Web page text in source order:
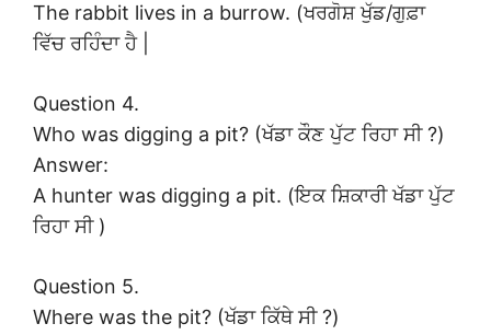
The rabbit lives in a burrow. (ਖਰਗੋਸ਼ ਖੁੱਡ/ਗੁਫ਼ਾ
ਵਿੱਚ ਰਹਿੰਦਾ ਹੈ |
Question 4.
Who was digging a pit? (ਖੱਡਾ ਕੌਣ ਪੁੱਟ ਰਿਹਾ ਸੀ ?)
Answer:
A hunter was digging a pit. (ਇਕ ਸ਼ਿਕਾਰੀ ਖੱਡਾ ਪੁੱਟ
ਰਿਹਾ ਸੀ )
Question 5.
Where was the pit? (ਖੱਡਾ ਕਿੱਥੇ ਸੀ ?)